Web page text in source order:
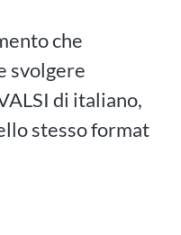
che
svolgere
di italiano,
stesso format